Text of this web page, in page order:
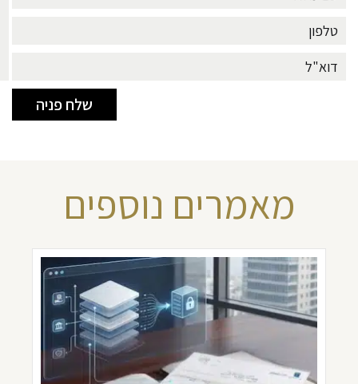
מאמרים נוספים